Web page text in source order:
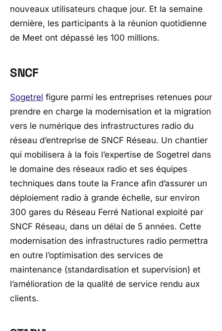
nouveaux utilisateurs chaque jour. Et la semaine
dernière, les participants à la réunion quotidienne
de Meet ont dépassé les 100 millions.
SNCF
Sogetrel figure parmi les entreprises retenues pour
prendre en charge la modernisation et la migration
vers le numérique des infrastructures radio du
réseau d’entreprise de SNCF Réseau. Un chantier
qui mobilisera à la fois l’expertise de Sogetrel dans
le domaine des réseaux radio et ses équipes
techniques dans toute la France afin d’assurer un
déploiement radio à grande échelle, sur environ
300 gares du Réseau Ferré National exploité par
SNCF Réseau, dans un délai de 5 années. Cette
modernisation des infrastructures radio permettra
en outre l’optimisation des services de
maintenance (standardisation et supervision) et
l’amélioration de la qualité de service rendu aux
clients.